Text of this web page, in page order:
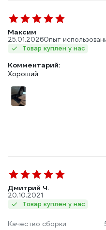
Максим
25.01.2026Опыт
Товар куплен у нас
Комментарий:
Хороший
Дмитрий Ч.
20.10.2021
Товар куплен у нас
Качество сборки